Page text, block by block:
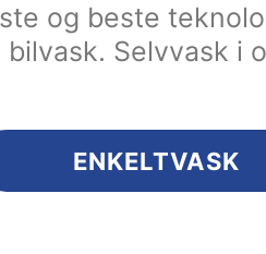
og beste
Selvvask i
ENKELTVASK